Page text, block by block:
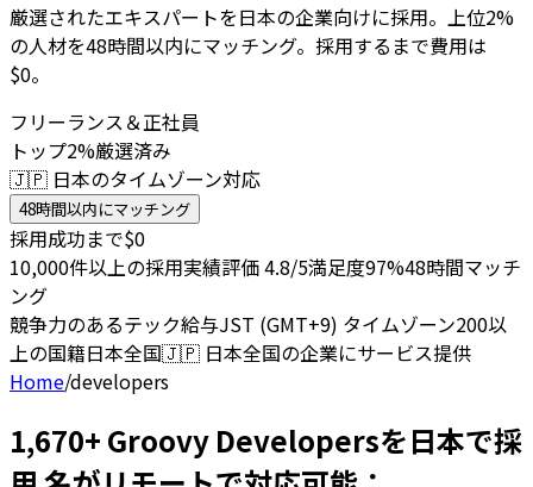
厳選されたエキスパートを日本の企業向けに採用。上位2%
の人材を48時間以内にマッチング。採用するまで費用は
$0。
フリーランス＆正社員
トップ2%厳選済み
🇯🇵 日本のタイムゾーン対応
48時間以内にマッチング
採用成功まで$0
10,000件以上の採用実績評価 4.8/5満足度97%48時間マッチ
ング
競争力のあるテック給与JST (GMT+9) タイムゾーン200以
上の国籍日本全国🇯🇵 日本全国の企業にサービス提供
Home/developers
1,670+ Groovy Developersを日本で採